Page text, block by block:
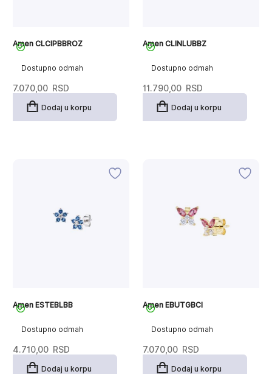
Dostupno odmah
Amen CLCIPBBROZ
7.070,00 RSD
Dodaj u korpu
Dostupno odmah
Amen CLINLUBBZ
11.790,00 RSD
Dodaj u korpu
Dostupno odmah
Amen ESTEBLBB
4.710,00 RSD
Dodaj u korpu
Dostupno odmah
Amen EBUTGBCI
7.070,00 RSD
Dodaj u korpu